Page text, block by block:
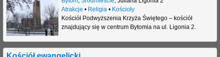
Atrakcje • Religia • Kościoły
Kościół Podwyższenia Krzyża Świętego – kościół
znajdujący się w centrum Bytomia na ul. Ligonia 2.